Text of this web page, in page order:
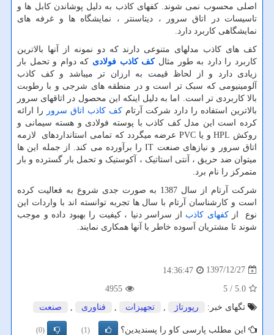
اصلی محسوب نمی شوند. کفهای کاذب به دلیل پوشاندن کابل ها و
تاسیسات در اتاق سرور ، دیتاسنتر ، نمایشگاه ها و غرفه های
نمایشگاهی کاربرد دارد.
کف های کاذب مدلهای متنوعی دارند که دو نمونه از آنها بالاترین
کاربرد را دارد به طور مثالکف کاذب فولادی که دوام و تحمل بار
زیادی دارد و از لحاظ قیمت به ارزان تر میباشد و کف کاذب
آلومینیومی که سبک تر است و در منطقه های شرجی و با رطوبت
بالا کاربردی تر است. اما به دلیل اینکه این محصول در اتاقهای سرور
بالاترین استفاده را دارد شرکت آرتام کف کاذب اتاق سرور
را ارائه
کرده است این مدل کف کاذب با پوسته فولادی و هسته سیمانی و
روکش HPLو یا PVCعرضه میگردد که تمامی استانداردهای لازمه
اتاق سرور و نیازهای صنعت ITرا برآورده می کند. از جمله این ها
میتوان ضد حریق ، آنتی استاتیک ، آکوستیک و تحمل بار گسترده و بار
متمرکز را نام برد.
شرکت آرتام از سال 1387 به صورت جدی شروع به فعالیت کرده
است و کارشناسان آرتام با سال ها تجربه توانسته اند با واردات این
نوع ازکفهای کاذب از سراسر دنیا ، کیفیت را بهبود داده و موجب
شوند تا مشتریان آسوده خاطر با آنها همکاری نمایند.
1397/12/27
14:36:47
5.0
/ 5
4955
تگهای خبر:
رپورتاژ , تجهیزات , فناوری , صنعت
این مطلب پارسی کاو را پسندیدین؟ (1)
(0)